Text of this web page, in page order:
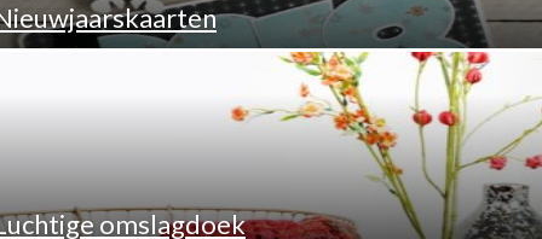
omslagdoek